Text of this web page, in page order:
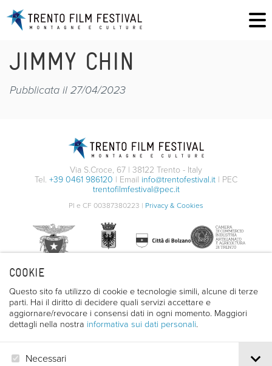
COOKIE
Questo sito fa utilizzo di cookie e tecnologie simili, alcune di terze
parti. Hai il diritto di decidere quali servizi accettare e
aggiornare/revocare i consensi dati in ogni momento. Maggiori
dettagli nella nostra informativa sui dati personali.
Necessari
JIMMY CHIN
Pubblicata il 27/04/2023
Via S.Croce, 67 | 38122 Trento - Italy
Tel. +39 0461 986120 | Email info@trentofestival.it | PEC
trentofilmfestival@pec.it
PI e CF 00387380223 | Privacy & Cookies